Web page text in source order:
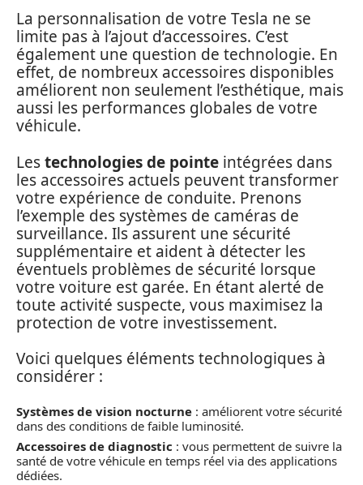
La personnalisation de votre Tesla ne se
limite pas à l’ajout d’accessoires. C’est
également une question de technologie. En
effet, de nombreux accessoires disponibles
améliorent non seulement l’esthétique, mais
aussi les performances globales de votre
véhicule.
Lestechnologies de pointe intégrées dans
les accessoires actuels peuvent transformer
votre expérience de conduite. Prenons
l’exemple des systèmes de caméras de
surveillance. Ils assurent une sécurité
supplémentaire et aident à détecter les
éventuels problèmes de sécurité lorsque
votre voiture est garée. En étant alerté de
toute activité suspecte, vous maximisez la
protection de votre investissement.
Voici quelques éléments technologiques à
considérer :
Systèmes de vision nocturne : améliorent votre sécurité
dans des conditions de faible luminosité.
Accessoires de diagnostic : vous permettent de suivre la
santé de votre véhicule en temps réel via des applications
dédiées.